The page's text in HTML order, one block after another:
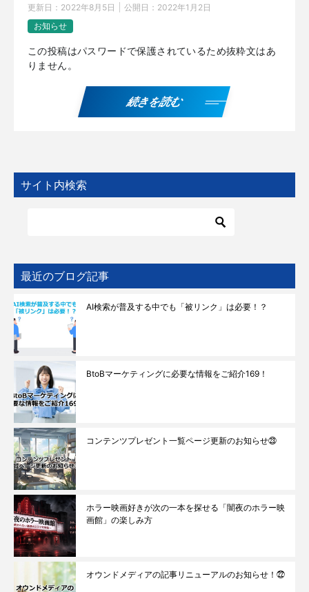
更新日： 2022年8月5日 公開日： 2022年1月2日
お知らせ
この投稿はパスワードで保護されているため抜粋文はあ
りません。
続きを読む
サイト内検索
最近のブログ記事
AI検索が普及する中でも「被リンク」は必要！？
BtoBマーケティングに必要な情報をご紹介169！
コンテンツプレゼント一覧ページ更新のお知らせ㉓
ホラー映画好きが次の一本を探せる「闇夜のホラー映
画館」の楽しみ方
オウンドメディアの記事リニューアルのお知らせ！㉒